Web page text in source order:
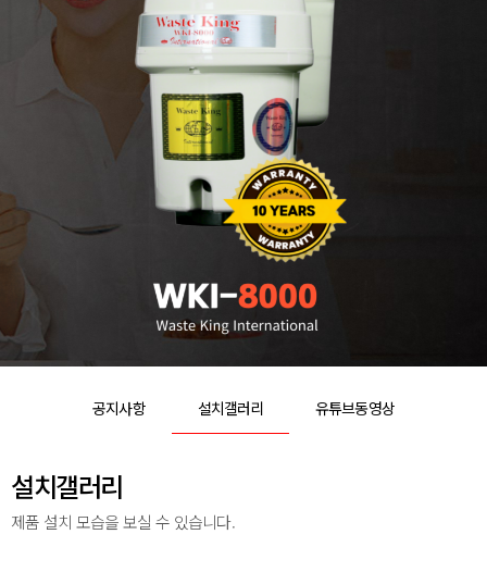
공지사항 설치갤러리 유튜브동영상
설치갤러리
제품 설치 모습을 보실 수 있습니다.